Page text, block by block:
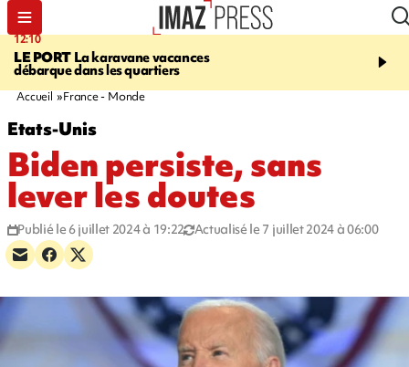
12:10
LE PORT La karavane vacances
débarque dans les quartiers
16:49
Un
bouledogue observé
Accueil France - Monde
Etats-Unis
Biden persiste, sans
lever les doutes
Publié le 6 juillet 2024 à 19:22 Actualisé le 7 juillet 2024 à 06:00